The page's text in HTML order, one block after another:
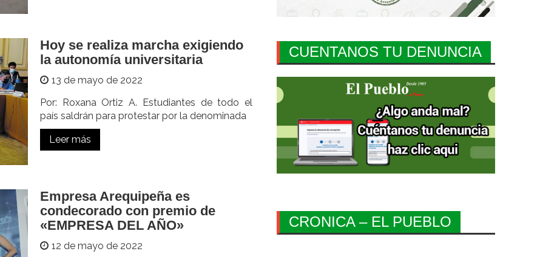
Hoy se realiza marcha exigiendo
la autonomía universitaria
13 de mayo de 2022
Por: Roxana Ortiz A. Estudiantes de todo el
país saldrán para protestar por la denominada
Leer más
Empresa Arequipeña es
condecorado con premio de
«EMPRESA DEL AÑO»
12 de mayo de 2022
CUENTANOS TU DENUNCIA
CRONICA – EL PUEBLO